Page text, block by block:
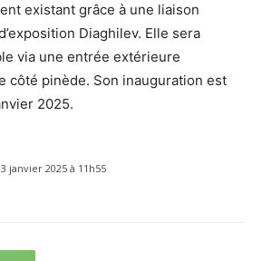
existant grâce à une liaison
Diaghilev. Elle sera
via une entrée extérieure
côté pinède. Son inauguration est
2025.
janvier 2025 à 11h55